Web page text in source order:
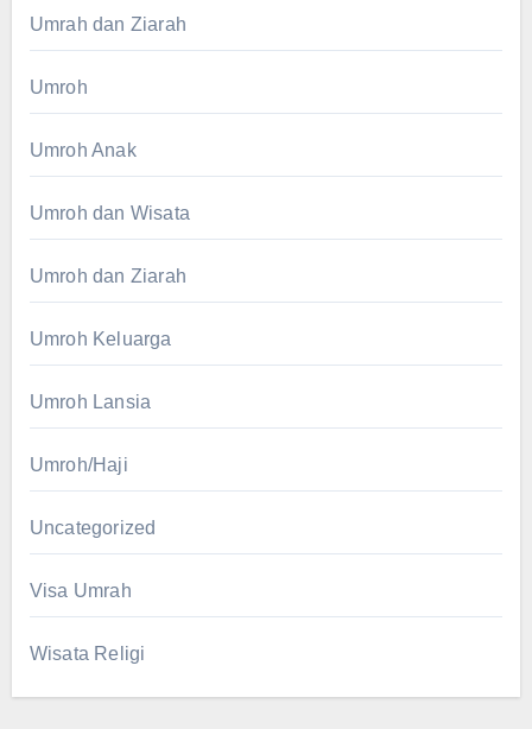
Umrah dan Ziarah
Umroh
Umroh Anak
Umroh dan Wisata
Umroh dan Ziarah
Umroh Keluarga
Umroh Lansia
Umroh/Haji
Uncategorized
Visa Umrah
Wisata Religi